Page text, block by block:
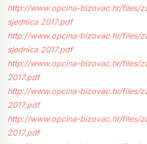
http://www.opcina-bizovac.hr/
sjednica 2017.pdf
http://www.opcina-bizovac.hr/
sjednica 2017.pdf
http://www.opcina-bizovac.hr/files/
2017.pdf
http://www.opcina-bizovac.hr/files/
2017.pdf
http://www.opcina-bizovac.hr/files/
2017.pdf